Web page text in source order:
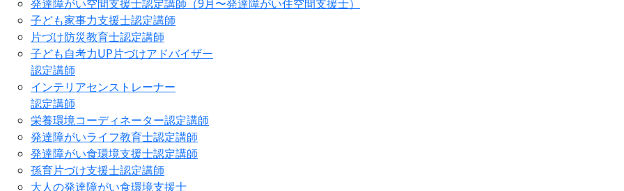
発達障がい空間支援士認定講師（9月〜発達障がい住空間支援士）
子ども家事力支援士認定講師
片づけ防災教育士認定講師
子ども自考力UP片づけアドバイザー
認定講師
インテリアセンストレーナー
認定講師
栄養環境コーディネーター認定講師
発達障がいライフ教育士認定講師
発達障がい食環境支援士認定講師
孫育片づけ支援士認定講師
大人の発達障がい食環境支援士